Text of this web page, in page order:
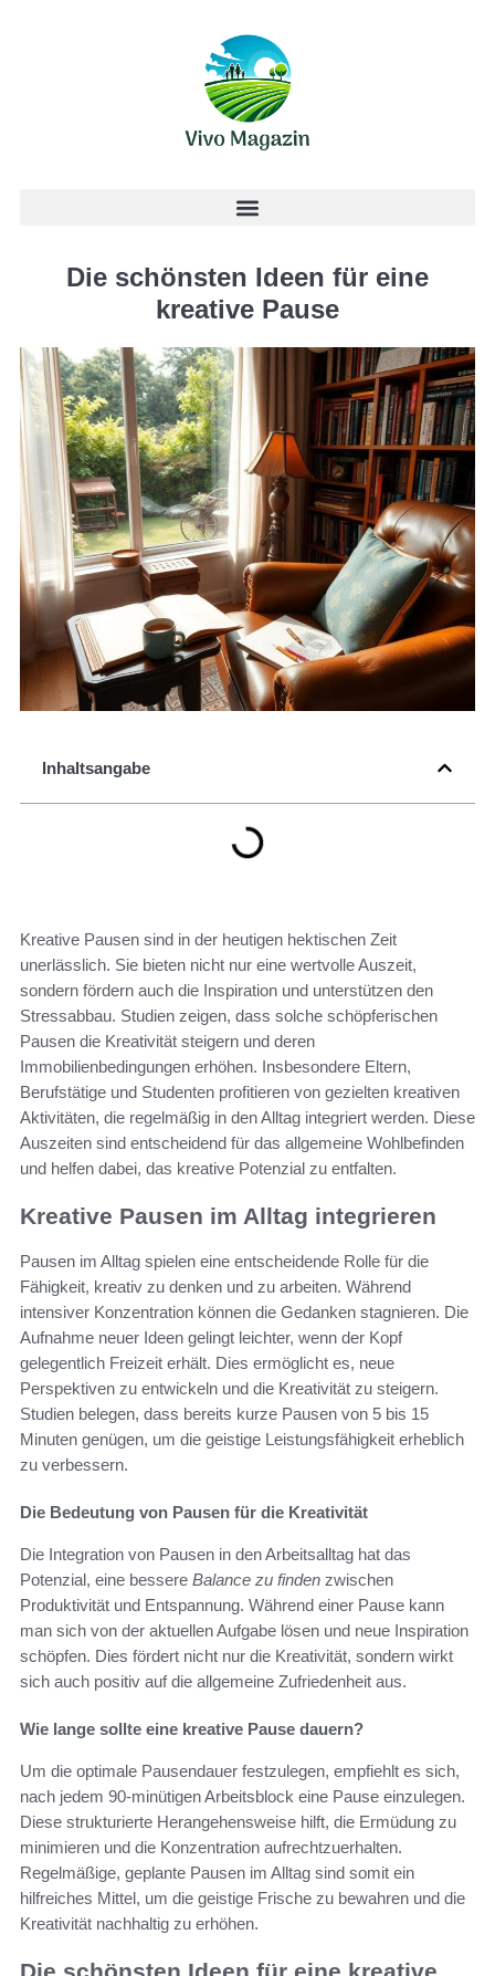
Die schönsten Ideen für eine
kreative Pause
Inhaltsangabe
Kreative Pausen sind in der heutigen hektischen Zeit
unerlässlich. Sie bieten nicht nur eine wertvolle Auszeit,
sondern fördern auch die Inspiration und unterstützen den
Stressabbau. Studien zeigen, dass solche schöpferischen
Pausen die Kreativität steigern und deren
Immobilienbedingungen erhöhen. Insbesondere Eltern,
Berufstätige und Studenten profitieren von gezielten kreativen
Aktivitäten, die regelmäßig in den Alltag integriert werden. Diese
Auszeiten sind entscheidend für das allgemeine Wohlbefinden
und helfen dabei, das kreative Potenzial zu entfalten.
Kreative Pausen im Alltag integrieren
Pausen im Alltag spielen eine entscheidende Rolle für die
Fähigkeit, kreativ zu denken und zu arbeiten. Während
intensiver Konzentration können die Gedanken stagnieren. Die
Aufnahme neuer Ideen gelingt leichter, wenn der Kopf
gelegentlich Freizeit erhält. Dies ermöglicht es, neue
Perspektiven zu entwickeln und die Kreativität zu steigern.
Studien belegen, dass bereits kurze Pausen von 5 bis 15
Minuten genügen, um die geistige Leistungsfähigkeit erheblich
zu verbessern.
Die Bedeutung von Pausen für die Kreativität
Die Integration von Pausen in den Arbeitsalltag hat das
Potenzial, eine bessere Balance zu finden zwischen
Produktivität und Entspannung. Während einer Pause kann
man sich von der aktuellen Aufgabe lösen und neue Inspiration
schöpfen. Dies fördert nicht nur die Kreativität, sondern wirkt
sich auch positiv auf die allgemeine Zufriedenheit aus.
Wie lange sollte eine kreative Pause dauern?
Um die optimale Pausendauer festzulegen, empfiehlt es sich,
nach jedem 90-minütigen Arbeitsblock eine Pause einzulegen.
Diese strukturierte Herangehensweise hilft, die Ermüdung zu
minimieren und die Konzentration aufrechtzuerhalten.
Regelmäßige, geplante Pausen im Alltag sind somit ein
hilfreiches Mittel, um die geistige Frische zu bewahren und die
Kreativität nachhaltig zu erhöhen.
Die schönsten Ideen für eine kreative